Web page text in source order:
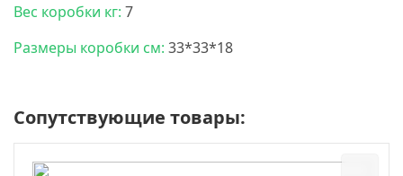
Вес коробки кг: 7
Размеры коробки см: 33*33*18
Сопутствующие товары: